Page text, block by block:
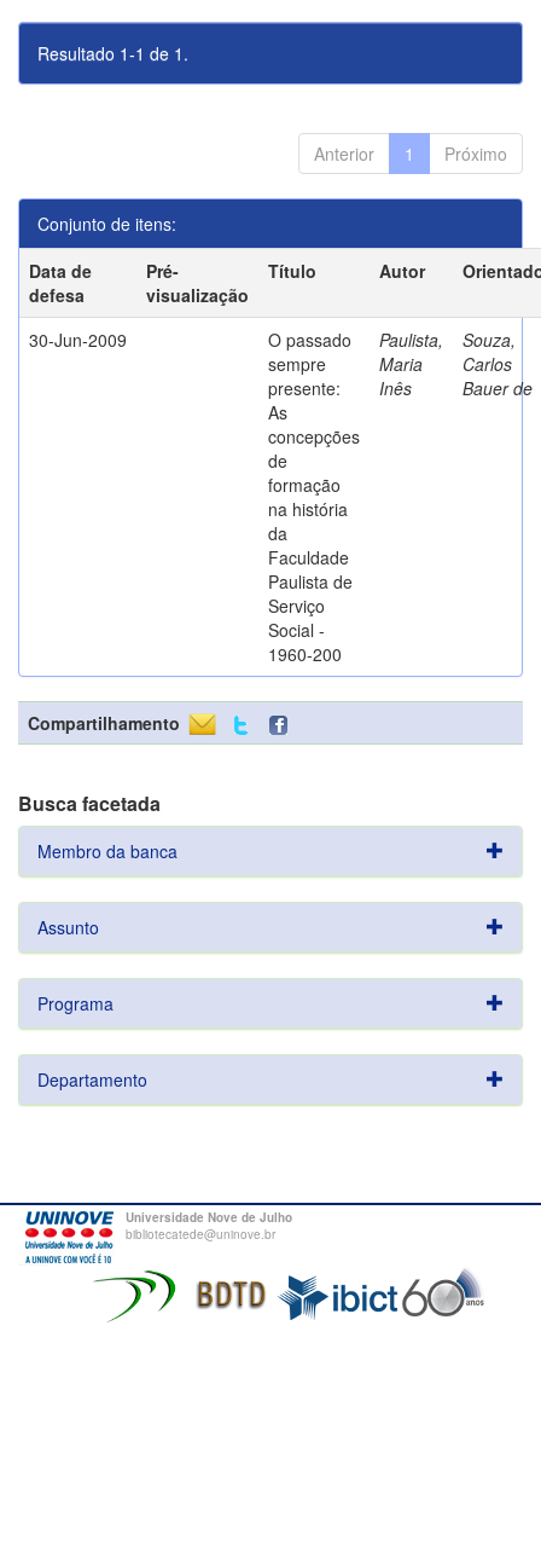
Resultado 1-1 de 1.
Anterior 1 Próximo
Conjunto de itens:
Data de
defesa
Pré-
visualização
Título Autor
30-Jun-2009
O passado
sempre
presente:
As
concepções
de
formação
na história
da
Faculdade
Paulista de
Serviço
Social -
1960-200
Paulista,
Maria
Inês
Souza,
Carlos
Bauer de
Compartilhamento
Busca facetada
Membro da banca
Assunto
Programa
Departamento
Universidade Nove de Julho
bibliotecatede@uninove.br